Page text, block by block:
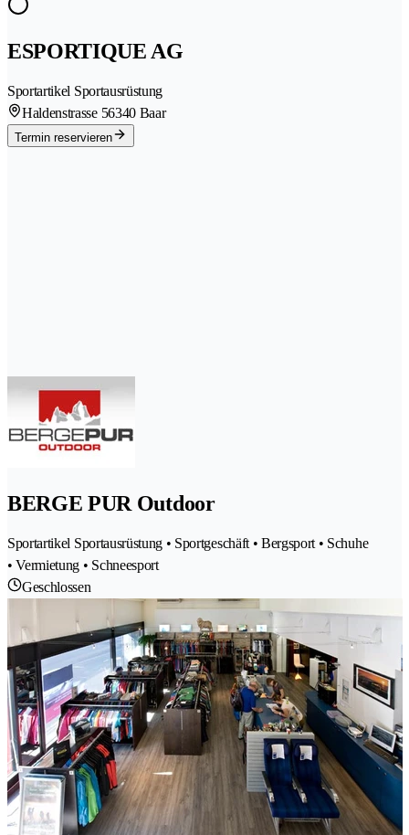
ESPORTIQUE AG
Sportartikel Sportausrüstung
Haldenstrasse 56340 Baar
Termin reservieren
BERGE PUR Outdoor
Sportartikel Sportausrüstung • Sportgeschäft • Bergsport • Schuhe
• Vermietung • Schneesport
Geschlossen